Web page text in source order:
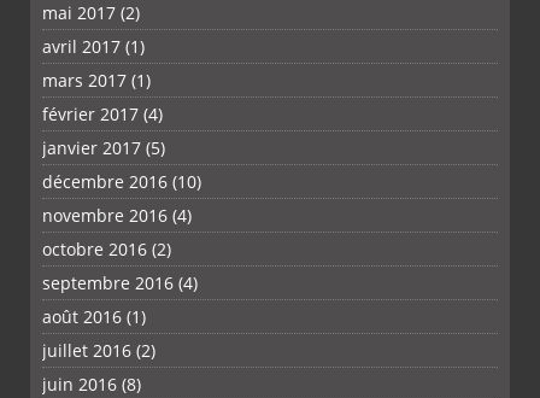
mai 2017 (2)
avril 2017 (1)
mars 2017 (1)
février 2017 (4)
janvier 2017 (5)
décembre 2016 (10)
novembre 2016 (4)
octobre 2016 (2)
septembre 2016 (4)
août 2016 (1)
juillet 2016 (2)
juin 2016 (8)